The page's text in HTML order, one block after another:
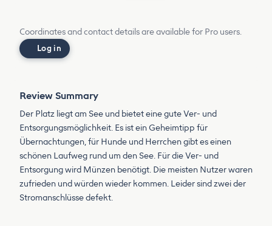
Coordinates and contact details are available for Pro users.
Log in
Review Summary
Der Platz liegt am See und bietet eine gute Ver- und
Entsorgungsmöglichkeit. Es ist ein Geheimtipp für
Übernachtungen, für Hunde und Herrchen gibt es einen
schönen Laufweg rund um den See. Für die Ver- und
Entsorgung wird Münzen benötigt. Die meisten Nutzer waren
zufrieden und würden wieder kommen. Leider sind zwei der
Stromanschlüsse defekt.